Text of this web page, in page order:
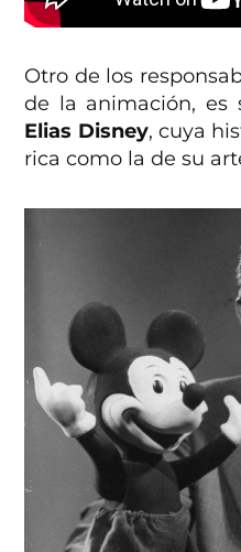
Otro de los
de la animación,
Elias Disney, cuya
rica como la de su